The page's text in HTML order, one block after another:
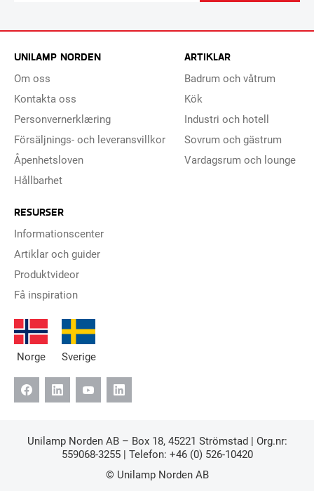
UNILAMP NORDEN
Om oss
Kontakta oss
Personvernerklæring
Försäljnings- och leveransvillkor
Åpenhetsloven
Hållbarhet
ARTIKLAR
Badrum och våtrum
Kök
Industri och hotell
Sovrum och gästrum
Vardagsrum och lounge
RESURSER
Informationscenter
Artiklar och guider
Produktvideor
Få inspiration
Norge Sverige
Unilamp Norden AB – Box 18, 45221 Strömstad | Org.nr:
559068-3255 | Telefon: +46 (0) 526-10420
© Unilamp Norden AB